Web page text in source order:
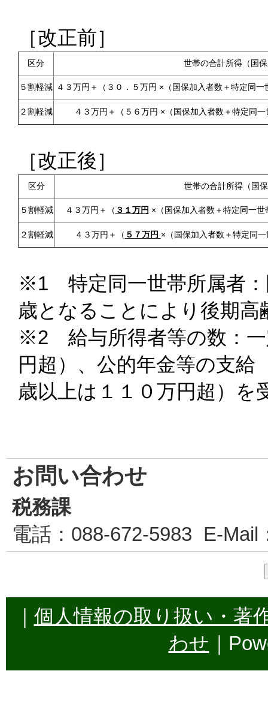
［改正前］
区分 世帯の合計所得（国
５割軽減 ４３万円＋（３０．５万円 ×（国保加入者数＋特定同一
２割軽減 ４３万円＋（５６万円 ×（国保加入者数＋特定同
［改正後］
区分 世帯の合計所得（国
５割軽減 ４３万円＋（ ３１万円 ×（国保加入者数＋特定同一世
２割軽減 ４３万円＋（ ５７万円 ×（国保加入者数＋特定同
※1 特定同一世帯所属者：
歳となることにより後期
※2 給与所得者等の数：一
円超）、公的年金等の支給
歳以上は１１０万円超）を
お問い合わせ
税務課
電話 ：088-672-5983 E-Mail
｜ 個人情報の取り扱い・著
わせ ｜